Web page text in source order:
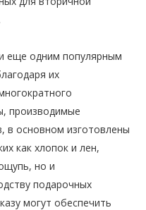
еще одним популярным
их
производимые
в основном изготовлены
как хлопок и лен,
но и
подарочных
могут обеспечить